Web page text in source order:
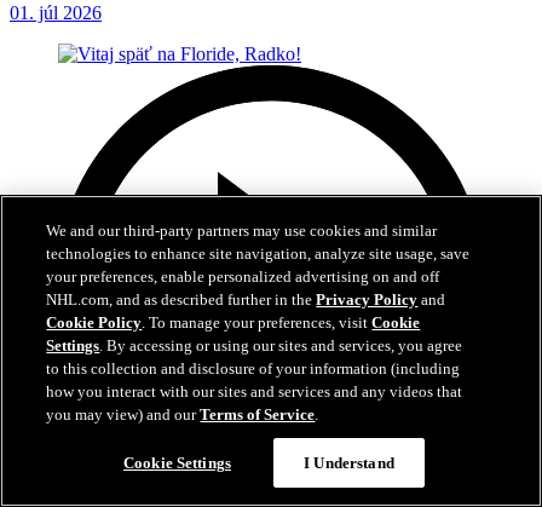
01. júl 2026
We and our third-party partners may use cookies and similar
technologies to enhance site navigation, analyze site usage, save
your preferences, enable personalized advertising on and off
NHL.com, and as described further in thePrivacy Policy and
Cookie Policy. To manage your preferences, visitCookie
Settings. By accessing or using our sites and services, you agree
to this collection and disclosure of your information (including
how you interact with our sites and services and any videos that
you may view) and ourTerms of Service.
Cookie Settings I Understand